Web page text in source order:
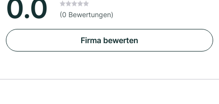
0.0 (0 Bewertungen)
Firma bewerten